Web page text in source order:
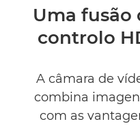
Descrição geral
Caraterísticas técnicas
Comentários
Uma fusão
controlo
A câmara de
combina
com as